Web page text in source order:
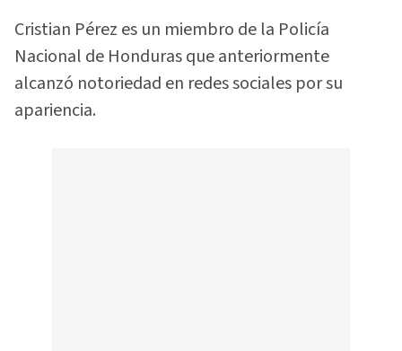
Cristian Pérez es un miembro de la Policía
Nacional de Honduras que anteriormente
alcanzó notoriedad en redes sociales por su
apariencia.